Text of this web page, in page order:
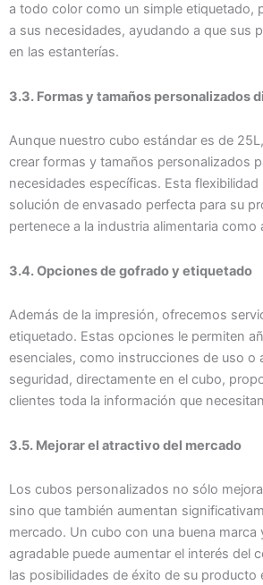
a todo color como un simple etiquetado,
a sus necesidades, ayudando a que sus
en las estanterías.
3.3. Formas y tamaños personalizados
Aunque nuestro cubo estándar es de
crear formas y tamaños personalizados
necesidades específicas. Esta flexibilidad
solución de envasado perfecta para su
pertenece a la industria alimentaria como
3.4. Opciones de gofrado y etiquetado
Además de la impresión, ofrecemos
etiquetado. Estas opciones le permiten
esenciales, como instrucciones de uso o
seguridad, directamente en el cubo,
clientes toda la información que
3.5. Mejorar el atractivo del mercado
Los cubos personalizados no sólo
sino que también aumentan
mercado. Un cubo con una buena marca
agradable puede aumentar el interés del
las posibilidades de éxito de su producto